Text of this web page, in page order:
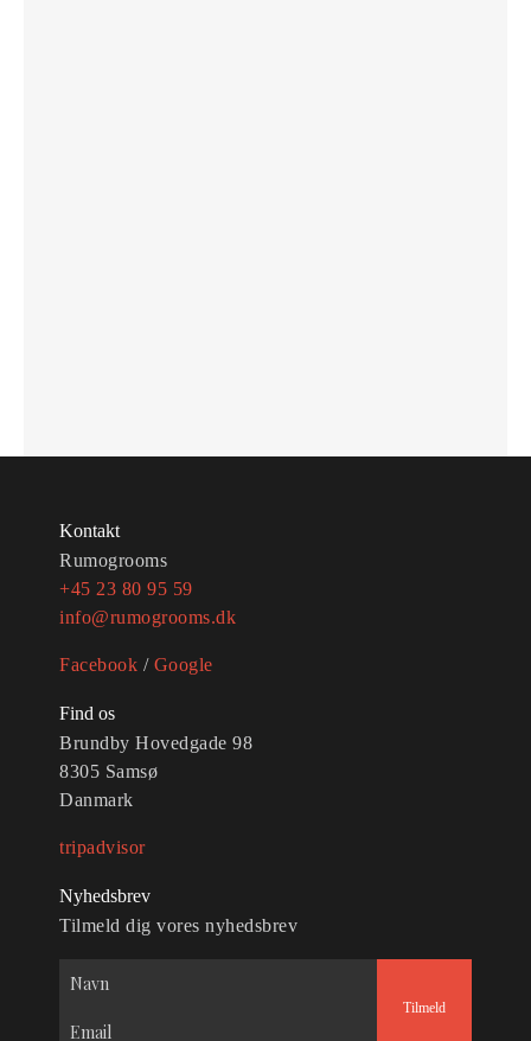
Kontakt
Rumogrooms
+45 23 80 95 59
info@rumogrooms.dk
Facebook / Google
Find os
Brundby Hovedgade 98
8305 Samsø
Danmark
tripadvisor
Nyhedsbrev
Tilmeld dig vores nyhedsbrev
Tilmeld